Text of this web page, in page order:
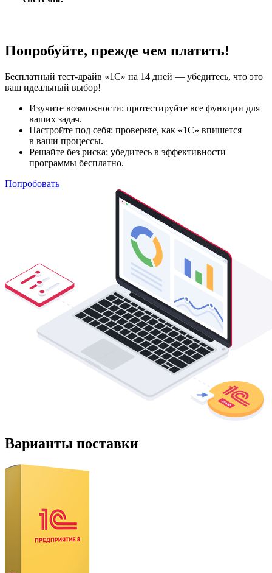
Попробуйте, прежде чем платить!
Бесплатный тест-драйв «1С» на 14 дней — убедитесь, что это
ваш идеальный выбор!
Изучите возможности: протестируйте все функции для
ваших задач.
Настройте под себя: проверьте, как «1С» впишется
в ваши процессы.
Решайте без риска: убедитесь в эффективности
программы бесплатно.
Попробовать
Варианты поставки